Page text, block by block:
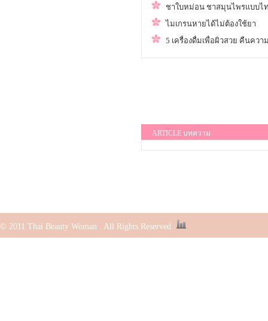
ชาใบหม่อน ชาสมุนไพรแบบไ
ไมเกรนหายได้ไม่ต้องใช้ยา
5 เครื่องดื่มเพื่อผิวสวย คืนคว
ARTICLE บทความ
© 2011 Thai Beauty Woman . All Rights Reserved.